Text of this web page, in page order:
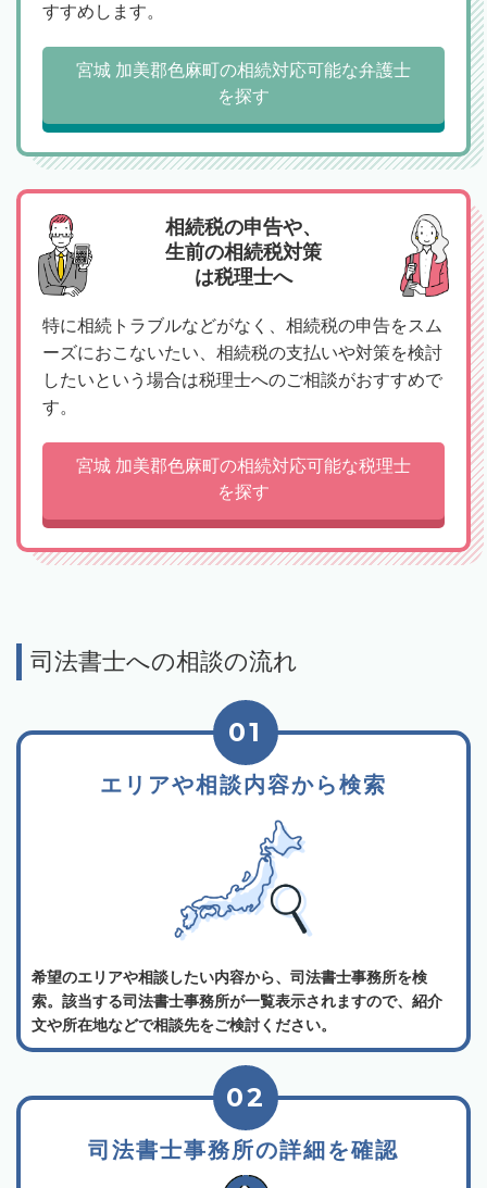
すすめします。
宮城 加美郡色麻町の相続対応可能な弁護士
を探す
相続税の申告や、
生前の相続税対策
は税理士へ
特に相続トラブルなどがなく、相続税の申告をスム
ーズにおこないたい、相続税の支払いや対策を検討
したいという場合は税理士へのご相談がおすすめで
す。
宮城 加美郡色麻町の相続対応可能な税理士
を探す
司法書士への相談の流れ
エリアや相談内容から検索
01
希望のエリアや相談したい内容から、司法書士事務所を検
索。該当する司法書士事務所が一覧表示されますので、紹介
文や所在地などで相談先をご検討ください。
司法書士事務所の詳細を確認
02